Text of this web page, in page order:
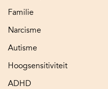
Familie
Narcisme
Autisme
Hoogsensitiviteit
ADHD